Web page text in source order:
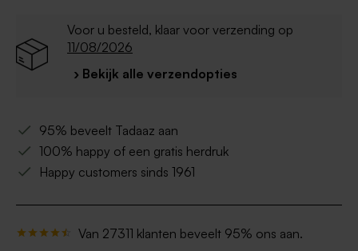
Voor u besteld, klaar voor verzending op
11/08/2026
› Bekijk alle verzendopties
95% beveelt Tadaaz aan
100% happy of een gratis herdruk
Happy customers sinds 1961
Van 27311 klanten beveelt 95% ons aan.